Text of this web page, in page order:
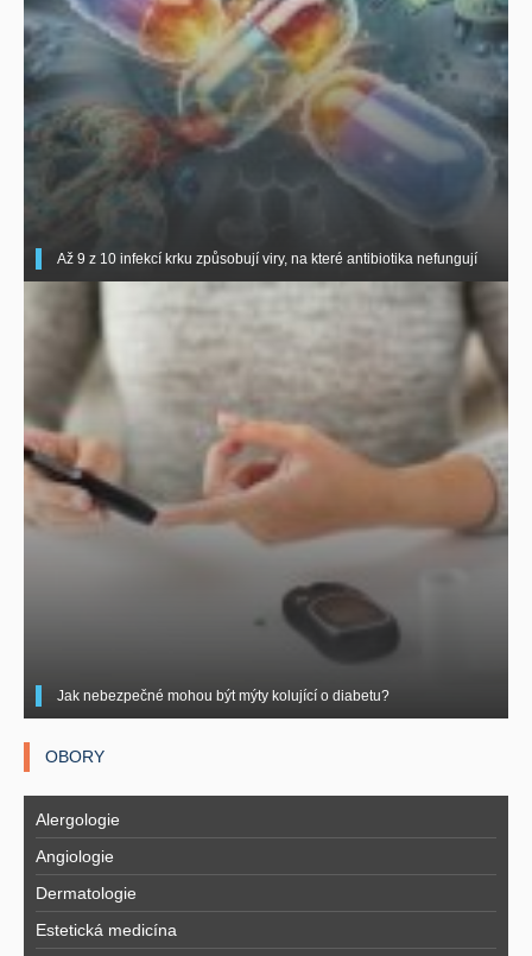
Až 9 z 10 infekcí krku způsobují viry, na které antibiotika nefungují
Jak nebezpečné mohou být mýty kolující o diabetu?
OBORY
Alergologie
Angiologie
Dermatologie
Estetická medicína